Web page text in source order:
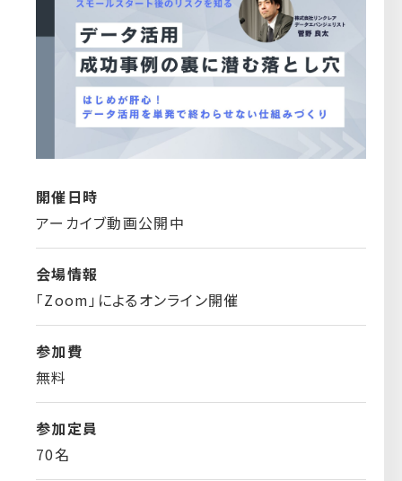
開催日時
アーカイブ動画公開中
会場情報
「Zoom」によるオンライン開催
参加費
無料
参加定員
70名